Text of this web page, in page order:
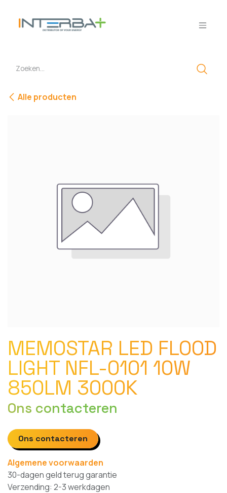
Alle producten
MEMOSTAR LED FLOOD
LIGHT NFL-0101 10W
850LM 3000K
Ons contacteren
Ons contacteren
Algemene voorwaarden
30-dagen geld terug garantie
Verzending: 2-3 werkdagen